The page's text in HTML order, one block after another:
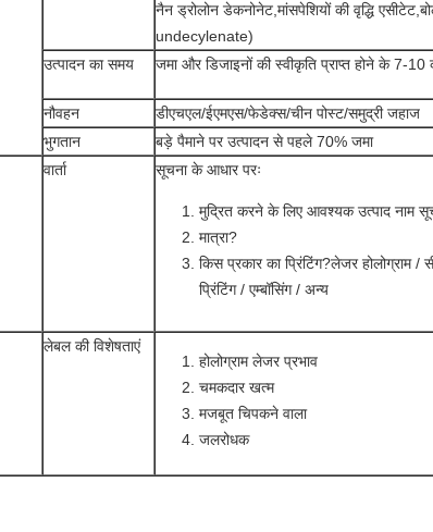
नैन ड्रोलोन डेकनोनेट,मांसपेशियों की वृद्धि
undecylenate)
उत्पादन का समय
जमा और डिजाइनों की स्वीकृति प्राप्त होने के 7-10
नौवहन
डीएचएल/ईएमएस/फेडेक्स/चीन पोस्ट/समुद्री जहाज
भुगतान
बड़े पैमाने पर उत्पादन से पहले 70% जमा
वार्ता सूचना के आधार परः
मुद्रित करने के लिए आवश्यक उत्पाद नाम
मात्रा?
किस प्रकार का प्रिंटिंग?लेजर होलोग्राम /
प्रिंटिंग / एम्बॉसिंग / अन्य
लेबल की विशेषताएं
होलोग्राम लेजर प्रभाव
चमकदार खत्म
मजबूत चिपकने वाला
जलरोधक